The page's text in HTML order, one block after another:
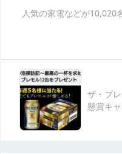
人気の家電などが10,020
ザ・プ
懸賞キ